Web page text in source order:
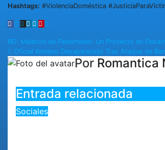
Hashtags: #ViolenciaDoméstica
RD: Malecón de Pedernales: Un Proyecto en
Oficial Keniano Desaparecido Tras Ataque de
Por Romantica
Entrada relacionada
Sociales